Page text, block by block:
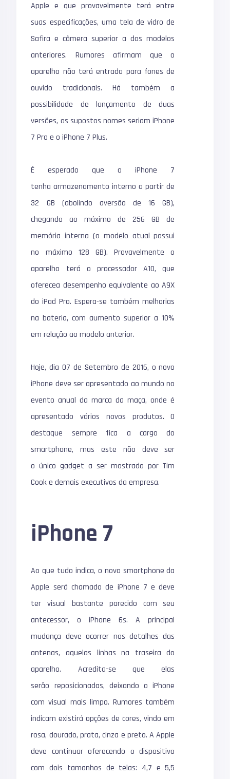
Apple e que provavelmente terá entre
suas especificações, uma tela de vidro de
Safira e câmera superior a dos modelos
anteriores. Rumores afirmam que o
aparelho não terá entrada para fones de
ouvido tradicionais. Há também a
possibilidade de lançamento de duas
versões, os supostos nomes seriam iPhone
7 Pro e o iPhone 7 Plus.
É esperado que o iPhone 7
tenha armazenamento interno a partir de
32 GB (abolindo aversão de 16 GB),
chegando ao máximo de 256 GB de
memória interna (o modelo atual possui
no máximo 128 GB). Provavelmente o
aparelho terá o processador A10, que
oferecea desempenho equivalente ao A9X
do iPad Pro. Espera-se também melhorias
na bateria, com aumento superior a 10%
em relação ao modelo anterior.
Hoje, dia 07 de Setembro de 2016, o novo
iPhone deve ser apresentado ao mundo no
evento anual da marca da maça, onde é
apresentado vários novos produtos. O
destaque sempre fica a cargo do
smartphone, mas este não deve ser
o único gadget a ser mostrado por Tim
Cook e demais executivos da empresa.
iPhone 7
Ao que tudo indica, o novo smartphone da
Apple será chamado de iPhone 7 e deve
ter visual bastante parecido com seu
antecessor, o iPhone 6s. A principal
mudança deve ocorrer nos detalhes das
antenas, aquelas linhas na traseira do
aparelho. Acredita-se que elas
serão reposicionadas, deixando o iPhone
com visual mais limpo. Rumores também
indicam existirá opções de cores, vindo em
rosa, dourado, prata, cinza e preto. A Apple
deve continuar oferecendo o dispositivo
com dois tamanhos de telas: 4,7 e 5,5